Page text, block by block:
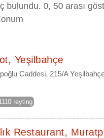
bulundu. 0, 50 arası
Yeşilbahçe
Caddesi, 215/A
reyting
Restaurant,